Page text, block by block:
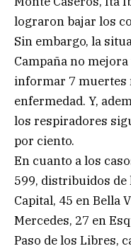
lograron bajar los
Sin embargo, la
Campaña no
informar 7 muertes
enfermedad. Y,
los respiradores
por ciento.
En cuanto a los
599, distribuidos de
Capital, 45 en Bella
Mercedes, 27 en
Paso de los Libres,